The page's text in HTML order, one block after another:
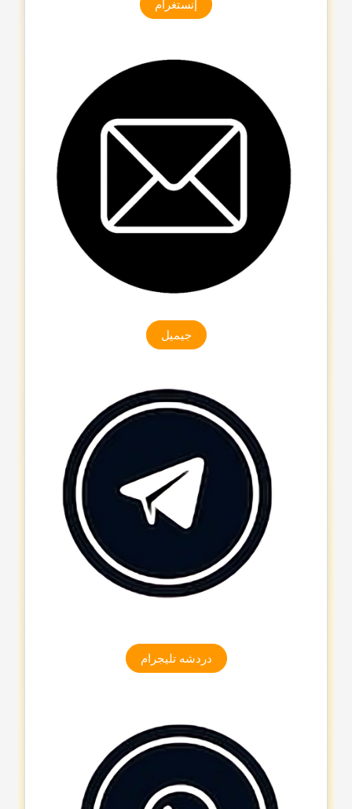
إنستغرام
جیمیل
دردشه تلیجرام